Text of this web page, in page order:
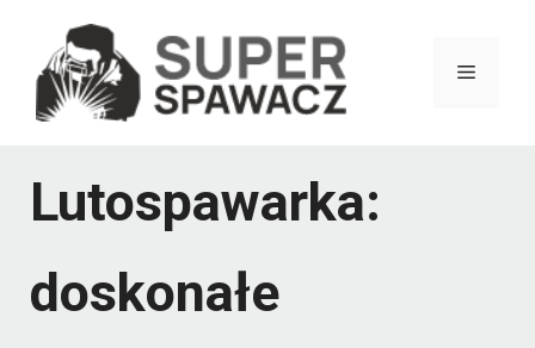
treści
Menu
Lutospawarka:
doskonałe